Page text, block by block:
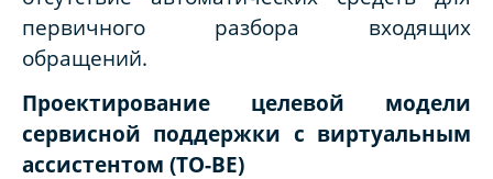
первичного разбора входящих
обращений.
Проектирование целевой модели
сервисной поддержки с виртуальным
ассистентом (TO-BE)